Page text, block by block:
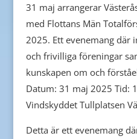
31 maj arrangerar
med Flottans Män
2025. Ett evenemang där
och frivilliga föreningar
kunskapen om och
Datum: 31 maj 2025 Tid:
Vindskyddet Tullplatsen
Detta är ett evenemang